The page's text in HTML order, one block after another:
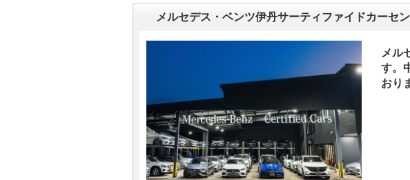
メルセデス・ベンツ伊丹サーティファイドカーセ
メル
す。
おり